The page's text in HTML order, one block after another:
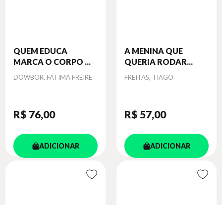
QUEM EDUCA
MARCA O CORPO ...
Autor
DOWBOR, FÁTIMA FREIRE
R$ 76,00
ADICIONAR
A MENINA QUE
QUERIA RODAR...
Autor
FREITAS, TIAGO
R$ 57,00
ADICIONAR